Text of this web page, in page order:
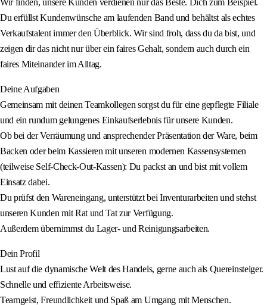
Wir finden, unsere Kunden verdienen nur das Beste. Dich zum Beispiel.
Du erfüllst Kundenwünsche am laufenden Band und behältst als echtes
Verkaufstalent immer den Überblick. Wir sind froh, dass du da bist, und
zeigen dir das nicht nur über ein faires Gehalt, sondern auch durch ein
faires Miteinander im Alltag.
Deine Aufgaben
Gemeinsam mit deinen Teamkollegen sorgst du für eine gepflegte Filiale
und ein rundum gelungenes Einkaufserlebnis für unsere Kunden.
Ob bei der Verräumung und ansprechender Präsentation der Ware, beim
Backen oder beim Kassieren mit unseren modernen Kassensystemen
(teilweise Self-Check-Out-Kassen): Du packst an und bist mit vollem
Einsatz dabei.
Du prüfst den Wareneingang, unterstützt bei Inventurarbeiten und stehst
unseren Kunden mit Rat und Tat zur Verfügung.
Außerdem übernimmst du Lager- und Reinigungsarbeiten.
Dein Profil
Lust auf die dynamische Welt des Handels, gerne auch als Quereinsteiger.
Schnelle und effiziente Arbeitsweise.
Teamgeist, Freundlichkeit und Spaß am Umgang mit Menschen.